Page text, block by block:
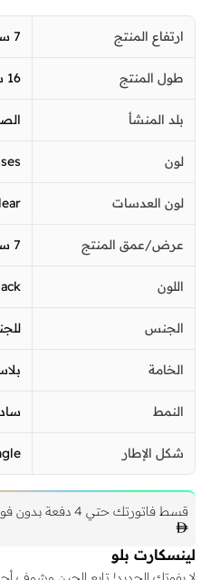
ارتفاع المنتج 7 سنتيمتر
طول المنتج 16 سنتيمتر
بلد المنشأ
لون
لون العدسات
عرض/عمق المنتج 7 سنتيمتر
اللون
الجنس
الخامة
النمط
شكل الإطار
قسط فاتورتك حتي 4 دفعة بدون فوائد بقيمة

لينسكارت بلو